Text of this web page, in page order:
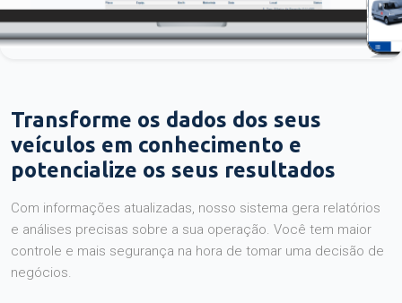
Transforme os dados dos seus
veículos em conhecimento e
potencialize os seus resultados
Com informações atualizadas, nosso sistema gera relatórios
e análises precisas sobre a sua operação. Você tem maior
controle e mais segurança na hora de tomar uma decisão de
negócios.